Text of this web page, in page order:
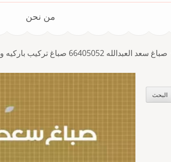
من نحن
صباغ سعد العبدالله 66405052 صباغ تركيب باركيه و سيراميك و ورق جدران
البحث